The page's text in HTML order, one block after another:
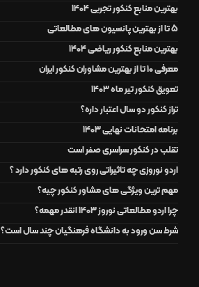
بهترین منابع کنکور تجربی 1404
5 تا از بهترین پانسیون های مطالعاتی
بهترین منابع کنکور ریاضی 1404
معرفی 10 تا از بهترین مشاوران کنکور ایران
تعویق کنکور تیر ماه 1403
تراز کنکور دو سال اعتبار داره؟
برنامه امتحانات نهایی 1403
تقلب در کنکور سراسری صفر است
اردو نوروزی چه تاثیراتی روی رتبه های کنکور دارد ؟
مهم ترین ویژگی های مشاور کنکور چیه؟
چرا اردو مطالعاتی نوروز 1403 انقدر مهمه؟
شرط سن ورود به دانشگاه فرهنگیان چند سال است؟